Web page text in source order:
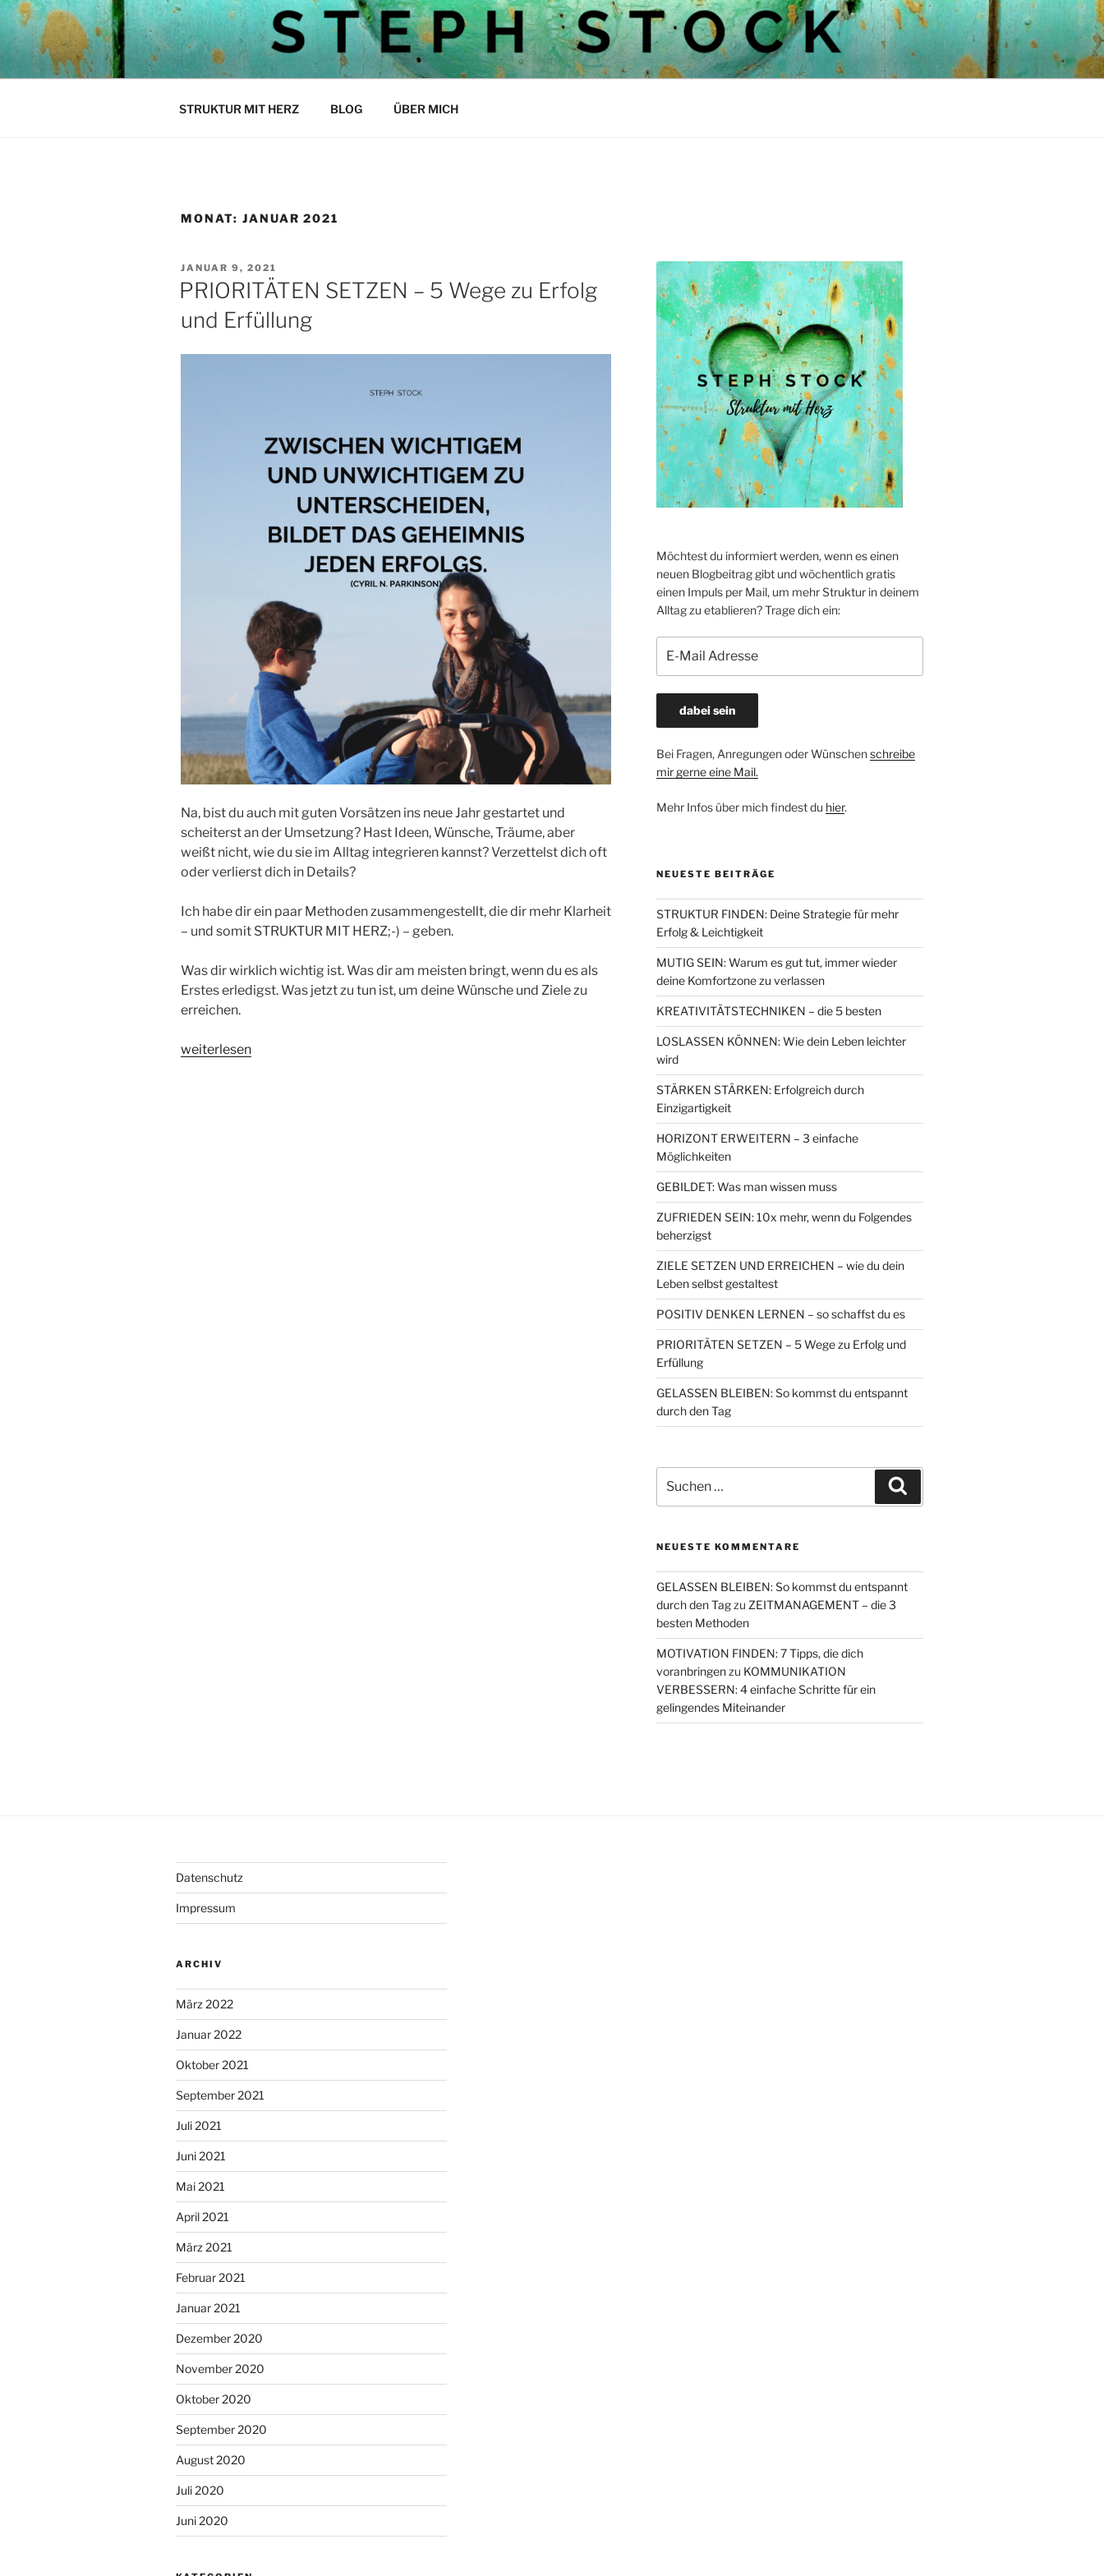
Zum
Inhalt
springen
STEPH STOCKS BLOG
Struktur mit Herz
STRUKTUR MIT HERZ BLOG ÜBER MICH
MONAT: JANUAR 2021
VERÖFFENTLICHT
AM
JANUAR 9, 2021
PRIORITÄTEN SETZEN – 5 Wege zu Erfolg
und Erfüllung
Na, bist du auch mit guten Vorsätzen ins neue Jahr gestartet und
scheiterst an der Umsetzung? Hast Ideen, Wünsche, Träume, aber
weißt nicht, wie du sie im Alltag integrieren kannst? Verzettelst dich oft
oder verlierst dich in Details?
Ich habe dir ein paar Methoden zusammengestellt, die dir mehr Klarheit
– und somit STRUKTUR MIT HERZ;-) – geben.
Was dir wirklich wichtig ist. Was dir am meisten bringt, wenn du es als
Erstes erledigst. Was jetzt zu tun ist, um deine Wünsche und Ziele zu
erreichen.
„PRIORITÄTEN
weiterlesen
Möchtest du informiert werden, wenn es einen
neuen Blogbeitrag gibt und wöchentlich gratis
einen Impuls per Mail, um mehr Struktur in deinem
Alltag zu etablieren? Trage dich ein:
Bei Fragen, Anregungen oder Wünschenschreibe
mir gerne eine Mail.
Mehr Infos über mich findest du hier.
NEUESTE BEITRÄGE
STRUKTUR FINDEN: Deine Strategie für mehr
Erfolg & Leichtigkeit
MUTIG SEIN: Warum es gut tut, immer wieder
deine Komfortzone zu verlassen
KREATIVITÄTSTECHNIKEN – die 5 besten
LOSLASSEN KÖNNEN: Wie dein Leben leichter
wird
STÄRKEN STÄRKEN: Erfolgreich durch
Einzigartigkeit
HORIZONT ERWEITERN – 3 einfache
Möglichkeiten
GEBILDET: Was man wissen muss
ZUFRIEDEN SEIN: 10x mehr, wenn du Folgendes
beherzigst
ZIELE SETZEN UND ERREICHEN – wie du dein
Leben selbst gestaltest
POSITIV DENKEN LERNEN – so schaffst du es
PRIORITÄTEN SETZEN – 5 Wege zu Erfolg und
Erfüllung
GELASSEN BLEIBEN: So kommst du entspannt
durch den Tag
nach:
NEUESTE KOMMENTARE
GELASSEN BLEIBEN: So kommst du entspannt
durch den Tagzu ZEITMANAGEMENT – die 3
besten Methoden
MOTIVATION FINDEN: 7 Tipps, die dich
voranbringenzu KOMMUNIKATION
VERBESSERN: 4 einfache Schritte für ein
gelingendes Miteinander
Datenschutz
Impressum
ARCHIV
März 2022
Januar 2022
Oktober 2021
September 2021
Juli 2021
Juni 2021
Mai 2021
April 2021
März 2021
Februar 2021
Januar 2021
Dezember 2020
November 2020
Oktober 2020
September 2020
August 2020
Juli 2020
Juni 2020